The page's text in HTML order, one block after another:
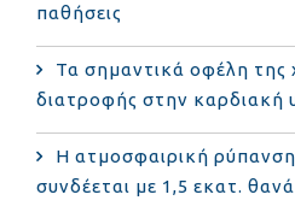
παθήσεις
Τα σημαντικά οφέλη της
διατροφής στην καρδιακή
Η ατμοσφαιρική
συνδέεται με 1,5 εκατ.